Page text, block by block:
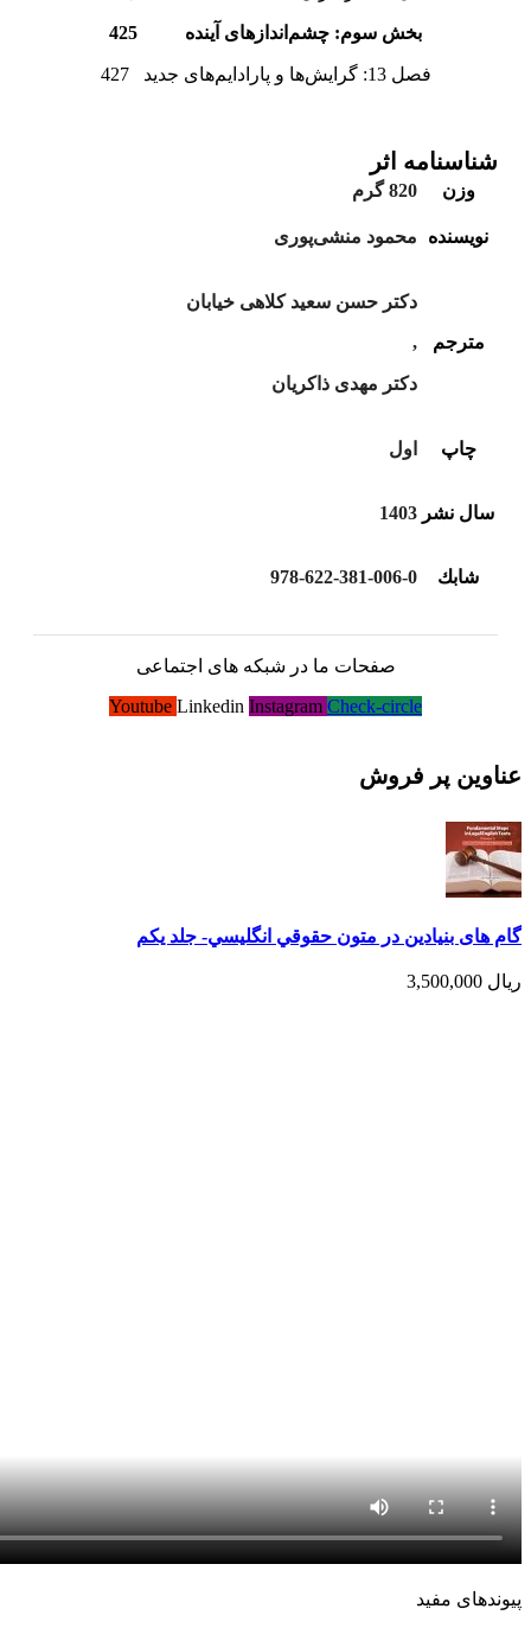
بخش سوم: چشم‌اندازهای آینده 425
فصل 13: گرایش‌ها و پارادایم‌های جدید 427
شناسنامه اثر
وزن 820 گرم
نویسنده محمود منشی‌پوری
مترجم
دکتر حسن سعید کلاهی خیابان
,
دکتر مهدی ذاکریان
چاپ اول
سال نشر 1403
شابك 978-622-381-006-0
صفحات ما در شبکه های اجتماعی
Youtube Linkedin Instagram Check-circle
عناوین پر فروش
گام های بنیادین در متون حقوقي انگليسي- جلد يكم
ریال
پیوندهای مفید